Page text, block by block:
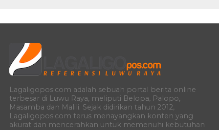
Lagaligopos.com adalah sebuah portal berita online
terbesar di Luwu Raya, meliputi Belopa, Palopo,
Masamba dan Malili. Sejak didirikan tahun 2012,
Lagaligopos.com terus menayangkan konten yang
akurat dan mencerahkan untuk memenuhi kebutuhan